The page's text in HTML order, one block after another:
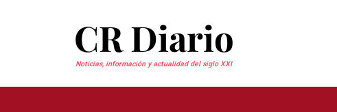
CR Diario
Noticias, información y actualidad del siglo XXI